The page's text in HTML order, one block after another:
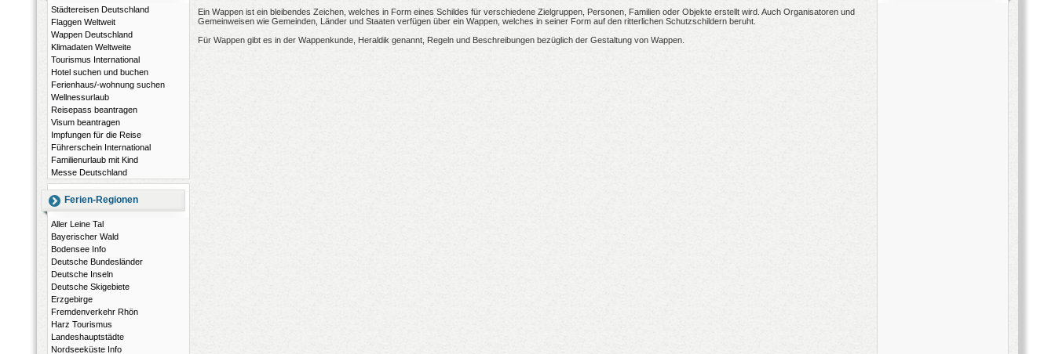
Städtereisen Deutschland
Flaggen Weltweit
Wappen Deutschland
Klimadaten Weltweite
Tourismus International
Hotel suchen und buchen
Ferienhaus/-wohnung suchen
Wellnessurlaub
Reisepass beantragen
Visum beantragen
Impfungen für die Reise
Führerschein International
Familienurlaub mit Kind
Messe Deutschland
Ferien-Regionen
Aller Leine Tal
Bayerischer Wald
Bodensee Info
Deutsche Bundesländer
Deutsche Inseln
Deutsche Skigebiete
Erzgebirge
Fremdenverkehr Rhön
Harz Tourismus
Landeshauptstädte
Nordseeküste Info
Ein Wappen ist ein bleibendes Zeichen, welches in Form eines Schildes für verschiedene Zielgruppen, Personen, Familien oder Objekte erstellt wird. Auch Organisatoren und
Gemeinweisen wie Gemeinden, Länder und Staaten verfügen über ein Wappen, welches in seiner Form auf den ritterlichen Schutzschildern beruht.
Für Wappen gibt es in der Wappenkunde, Heraldik genannt, Regeln und Beschreibungen bezüglich der Gestaltung von Wappen.